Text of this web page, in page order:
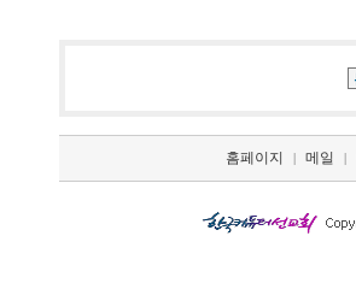
홈페이지 | 메일 |